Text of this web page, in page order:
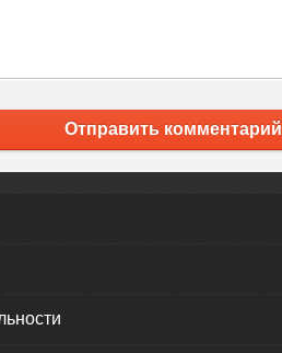
Отправить комментарий